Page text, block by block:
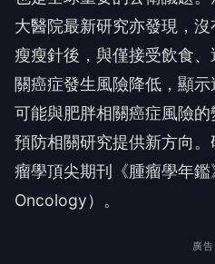
大醫院最新研究亦發現，
瘦瘦針後，與僅接受飲食
關癌症發生風險降低，顯
可能與肥胖相關癌症風險
預防相關研究提供新方向
瘤學頂尖期刊《腫瘤學年
Oncology）。
廣告